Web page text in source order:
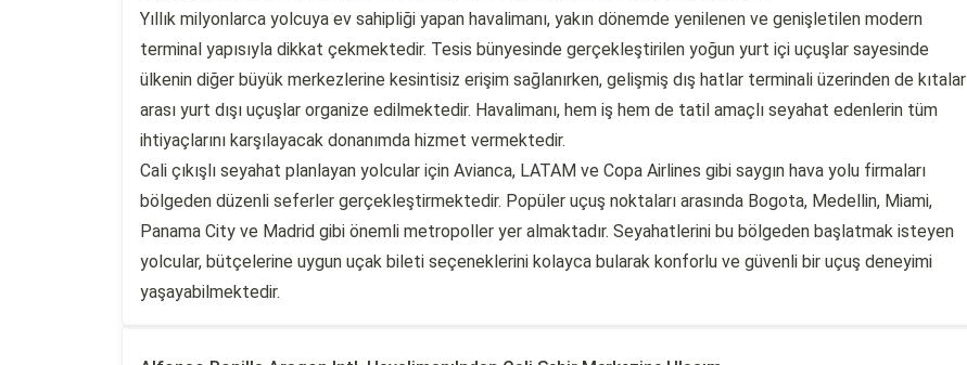
Yıllık milyonlarca yolcuya ev sahipliği yapan havalimanı, yakın dönemde yenilenen ve genişletilen modern
terminal yapısıyla dikkat çekmektedir. Tesis bünyesinde gerçekleştirilen yoğun yurt içi uçuşlar sayesinde
ülkenin diğer büyük merkezlerine kesintisiz erişim sağlanırken, gelişmiş dış hatlar terminali üzerinden de kıtalar
arası yurt dışı uçuşlar organize edilmektedir. Havalimanı, hem iş hem de tatil amaçlı seyahat edenlerin tüm
ihtiyaçlarını karşılayacak donanımda hizmet vermektedir.
Cali çıkışlı seyahat planlayan yolcular için Avianca, LATAM ve Copa Airlines gibi saygın hava yolu firmaları
bölgeden düzenli seferler gerçekleştirmektedir. Popüler uçuş noktaları arasında Bogota, Medellin, Miami,
Panama City ve Madrid gibi önemli metropoller yer almaktadır. Seyahatlerini bu bölgeden başlatmak isteyen
yolcular, bütçelerine uygun uçak bileti seçeneklerini kolayca bularak konforlu ve güvenli bir uçuş deneyimi
yaşayabilmektedir.